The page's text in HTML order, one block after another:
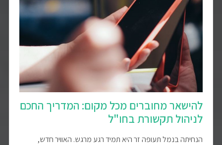
להישאר מחוברים מכל מקום: המדריך החכם
לניהול תקשורת בחו"ל
הנחיתה בנמל תעופה זר היא תמיד רגע מרגש. האוויר חדש,